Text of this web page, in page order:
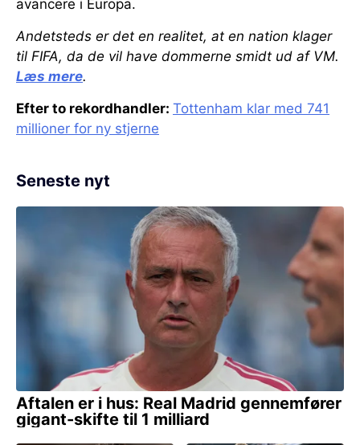
avancere i Europa.
Andetsteds er det en realitet, at en nation klager
til FIFA, da de vil have dommerne smidt ud af VM.
Læs mere.
Efter to rekordhandler: Tottenham klar med 741
millioner for ny stjerne
Seneste nyt